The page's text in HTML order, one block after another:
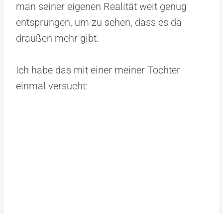
man seiner eigenen Realität weit genug
entsprungen, um zu sehen, dass es da
draußen mehr gibt.
Ich habe das mit einer meiner Tochter
einmal versucht: